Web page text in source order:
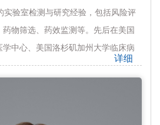
实验室检测与研究经验，包括风险评
物筛选、药效监测等。先后在美国
中心、美国洛杉矶加州大学临床病
立癌症研究所(NCI)、北欧生物科
详细